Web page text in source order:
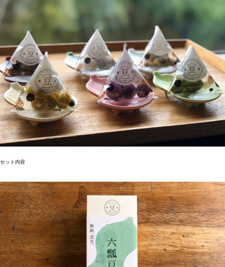
セット内容